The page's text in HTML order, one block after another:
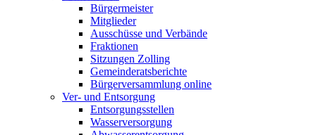
Bürgermeister
Mitglieder
Ausschüsse und Verbände
Fraktionen
Sitzungen Zolling
Gemeinderatsberichte
Bürgerversammlung online
Ver- und Entsorgung
Entsorgungsstellen
Wasserversorgung